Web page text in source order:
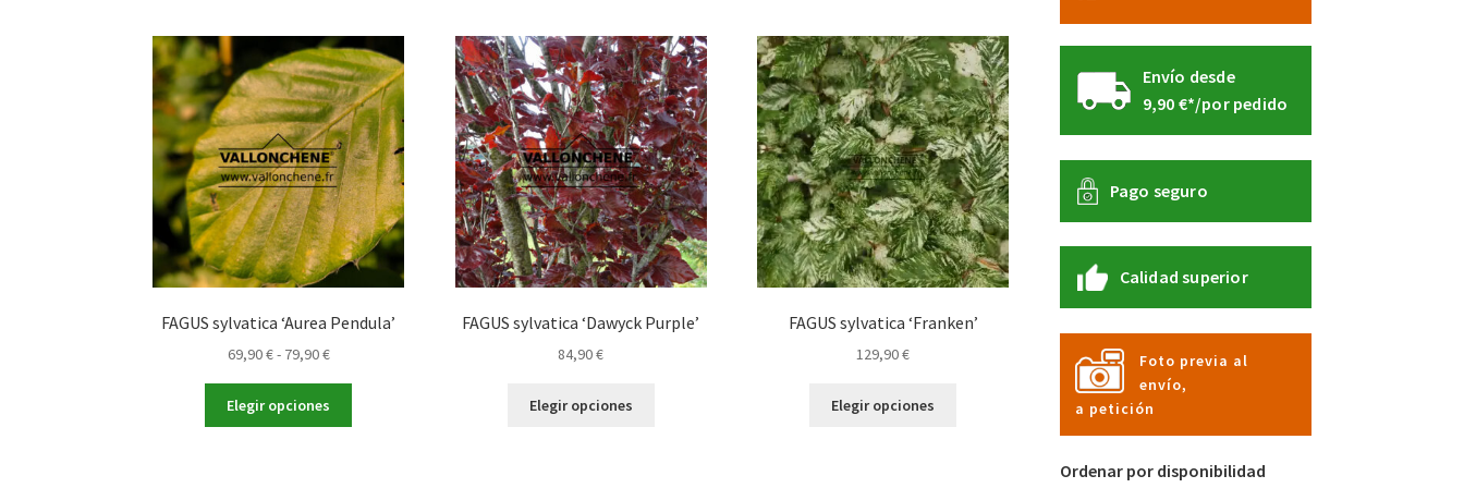
FAGUS sylvatica ‘Aurea Pendula’
69,90€- 79,90€Rango
precios:
desde
Elegir opciones
FAGUS sylvatica ‘Dawyck Purple’
84,90€
Elegir opciones
FAGUS sylvatica ‘Franken’
129,90€
Elegir opciones
Envío desde
9,90 €*/por pedido
Pago seguro
Calidad superior
Foto previa al
envío,
a petición
Ordenar por disponibilidad